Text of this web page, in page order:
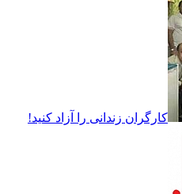
کارگران زندانى را آزاد کنيد!